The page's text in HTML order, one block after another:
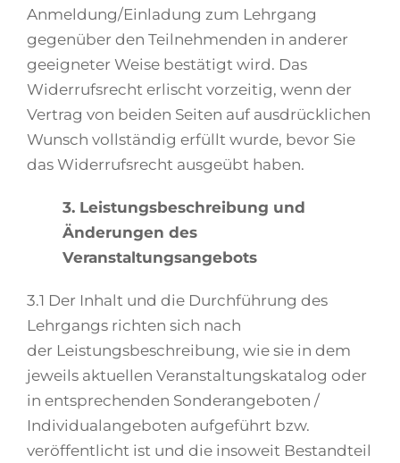
Anmeldung/Einladung zum Lehrgang
gegenüber den Teilnehmenden in anderer
geeigneter Weise bestätigt wird. Das
Widerrufsrecht erlischt vorzeitig, wenn der
Vertrag von beiden Seiten auf ausdrücklichen
Wunsch vollständig erfüllt wurde, bevor Sie
das Widerrufsrecht ausgeübt haben.
3. Leistungsbeschreibung und
Änderungen des
Veranstaltungsangebots
3.1 Der Inhalt und die Durchführung des
Lehrgangs richten sich nach
der Leistungsbeschreibung, wie sie in dem
jeweils aktuellen Veranstaltungskatalog oder
in entsprechenden Sonderangeboten /
Individualangeboten aufgeführt bzw.
veröffentlicht ist und die insoweit Bestandteil